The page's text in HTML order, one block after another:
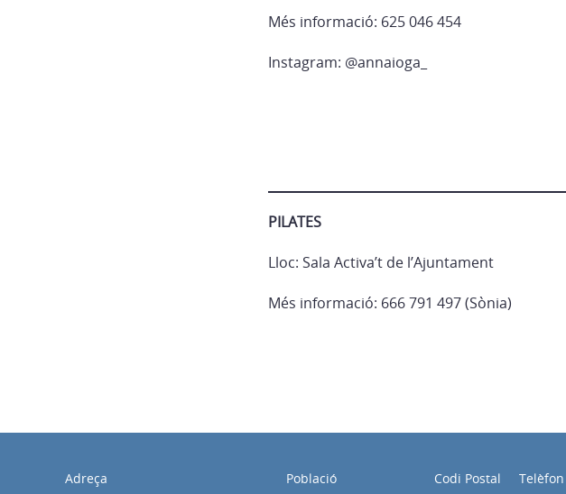
Més informació: 625 046 454
Instagram: @annaioga_
PILATES
Lloc: Sala Activa’t de l’Ajuntament
Més informació: 666 791 497 (Sònia)
Adreça
Població
Codi Postal
Telèfon